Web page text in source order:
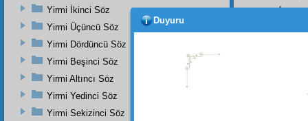
Yirmi İkinci Söz
Yirmi Üçüncü Söz
Yirmi Dördüncü Söz
Yirmi Beşinci Söz
Yirmi Altıncı Söz
Yirmi Yedinci Söz
Yirmi Sekizinci Söz
Duyuru